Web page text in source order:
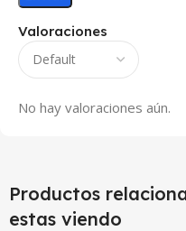
Valoraciones
No hay valoraciones aún.
Productos
estas viendo